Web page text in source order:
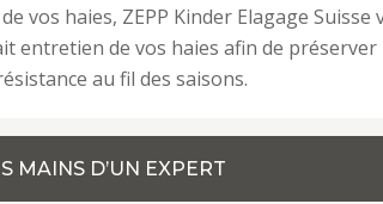
vos haies, ZEPP Kinder Elagage Suisse
entretien de vos haies afin de
au fil des saisons.
MAINS D’UN EXPERT